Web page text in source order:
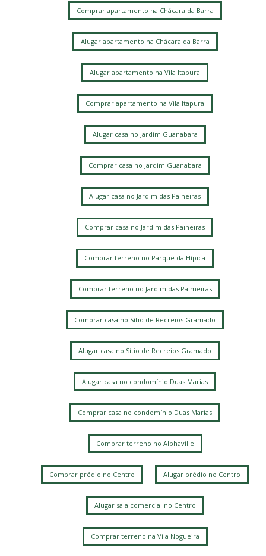
Comprar apartamento na Chácara da Barra
Alugar apartamento na Chácara da Barra
Alugar apartamento na Vila Itapura
Comprar apartamento na Vila Itapura
Alugar casa no Jardim Guanabara
Comprar casa no Jardim Guanabara
Alugar casa no Jardim das Paineiras
Comprar casa no Jardim das Paineiras
Comprar terreno no Parque da Hípica
Comprar terreno no Jardim das Palmeiras
Comprar casa no Sítio de Recreios Gramado
Alugar casa no Sítio de Recreios Gramado
Alugar casa no condomínio Duas Marias
Comprar casa no condomínio Duas Marias
Comprar terreno no Alphaville
Comprar prédio no Centro Alugar prédio no Centro
Alugar sala comercial no Centro
Comprar terreno na Vila Nogueira